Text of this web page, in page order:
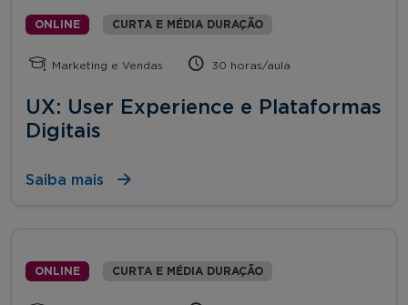
ONLINE CURTA E MÉDIA DURAÇÃO
Marketing e Vendas 30 horas/aula
UX: User Experience e Plataformas
Digitais
Saiba mais
ONLINE CURTA E MÉDIA DURAÇÃO